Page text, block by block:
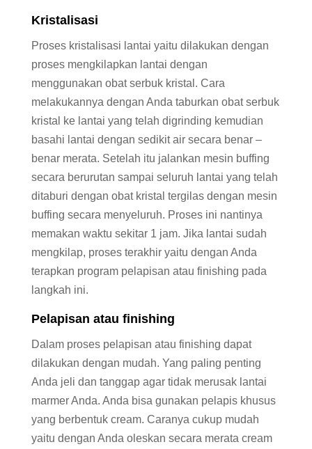
Kristalisasi
Proses kristalisasi lantai yaitu dilakukan dengan
proses mengkilapkan lantai dengan
menggunakan obat serbuk kristal. Cara
melakukannya dengan Anda taburkan obat serbuk
kristal ke lantai yang telah digrinding kemudian
basahi lantai dengan sedikit air secara benar –
benar merata. Setelah itu jalankan mesin buffing
secara berurutan sampai seluruh lantai yang telah
ditaburi dengan obat kristal tergilas dengan mesin
buffing secara menyeluruh. Proses ini nantinya
memakan waktu sekitar 1 jam. Jika lantai sudah
mengkilap, proses terakhir yaitu dengan Anda
terapkan program pelapisan atau finishing pada
langkah ini.
Pelapisan atau finishing
Dalam proses pelapisan atau finishing dapat
dilakukan dengan mudah. Yang paling penting
Anda jeli dan tanggap agar tidak merusak lantai
marmer Anda. Anda bisa gunakan pelapis khusus
yang berbentuk cream. Caranya cukup mudah
yaitu dengan Anda oleskan secara merata cream